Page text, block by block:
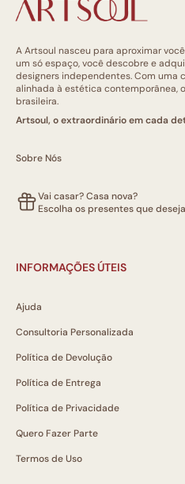
A Artsoul nasceu para aproximar
um só espaço, você descobre e
designers independentes. Com uma
alinhada à estética contemporânea,
brasileira.
Artsoul, o extraordinário em cada
Sobre Nós
Vai casar? Casa nova?
Escolha os presentes que
INFORMAÇÕES ÚTEIS
Ajuda
Consultoria Personalizada
Política de Devolução
Política de Entrega
Política de Privacidade
Quero Fazer Parte
Termos de Uso